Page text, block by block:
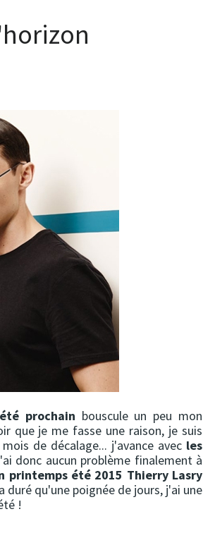
été prochain bouscule un peu mon
que je me fasse une raison, je suis
de décalage... j'avance avec les
donc aucun problème finalement à
printemps été 2015 Thierry Lasry
duré qu'une poignée de jours, j'ai une
!